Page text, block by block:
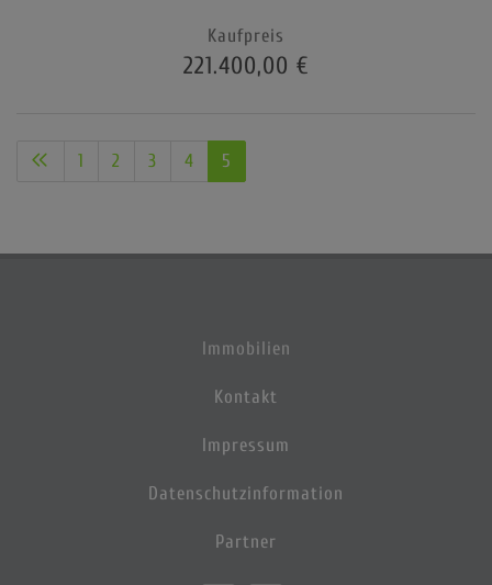
Kaufpreis
221.400,00 €
1 2 3 4 5
Immobilien
Kontakt
Impressum
Datenschutzinformation
Partner